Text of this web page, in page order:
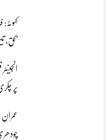
بحق،
پر چکری میں 16